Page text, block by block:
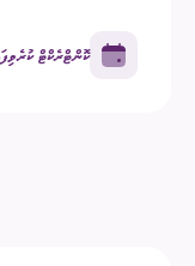
ކޮންޓްރެކްޓް